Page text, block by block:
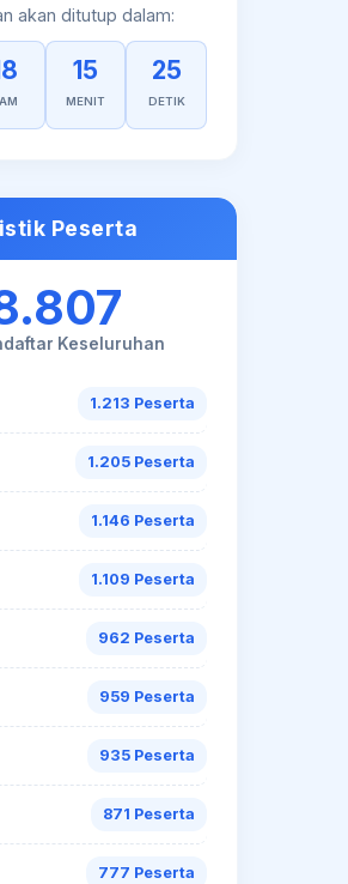
akan ditutup dalam:
15
MENIT
24
DETIK
Peserta
Keseluruhan
1.213 Peserta
1.205 Peserta
1.146 Peserta
1.109 Peserta
962 Peserta
959 Peserta
935 Peserta
871 Peserta
777 Peserta